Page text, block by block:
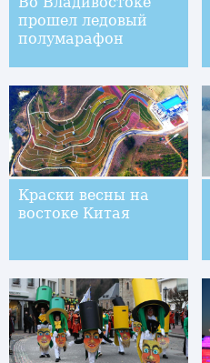
прошел ледовый
полумарафон
Краски весны на
востоке Китая